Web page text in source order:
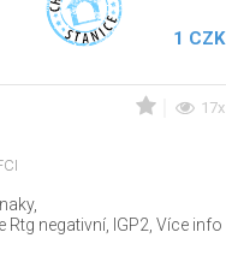
1 CZK
17x
negativní, IGP2, Více info